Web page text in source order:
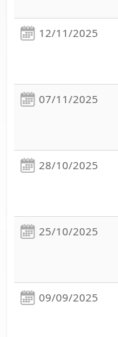
12/11/2025
07/11/2025
28/10/2025
25/10/2025
09/09/2025